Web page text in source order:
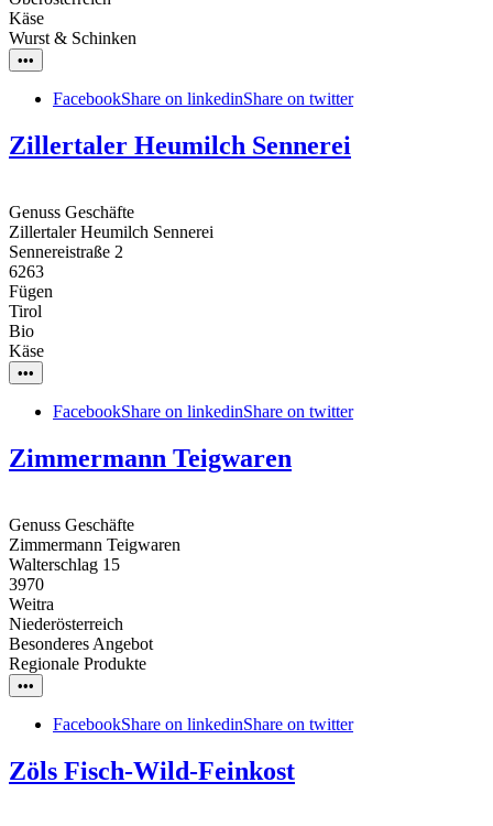
Käse
Wurst & Schinken
•••
FacebookShare on linkedinShare on twitter
Zillertaler Heumilch Sennerei
Genuss Geschäfte
Zillertaler Heumilch Sennerei
Sennereistraße 2
6263
Fügen
Tirol
Bio
Käse
•••
FacebookShare on linkedinShare on twitter
Zimmermann Teigwaren
Genuss Geschäfte
Zimmermann Teigwaren
Walterschlag 15
3970
Weitra
Niederösterreich
Besonderes Angebot
Regionale Produkte
•••
FacebookShare on linkedinShare on twitter
Zöls Fisch-Wild-Feinkost